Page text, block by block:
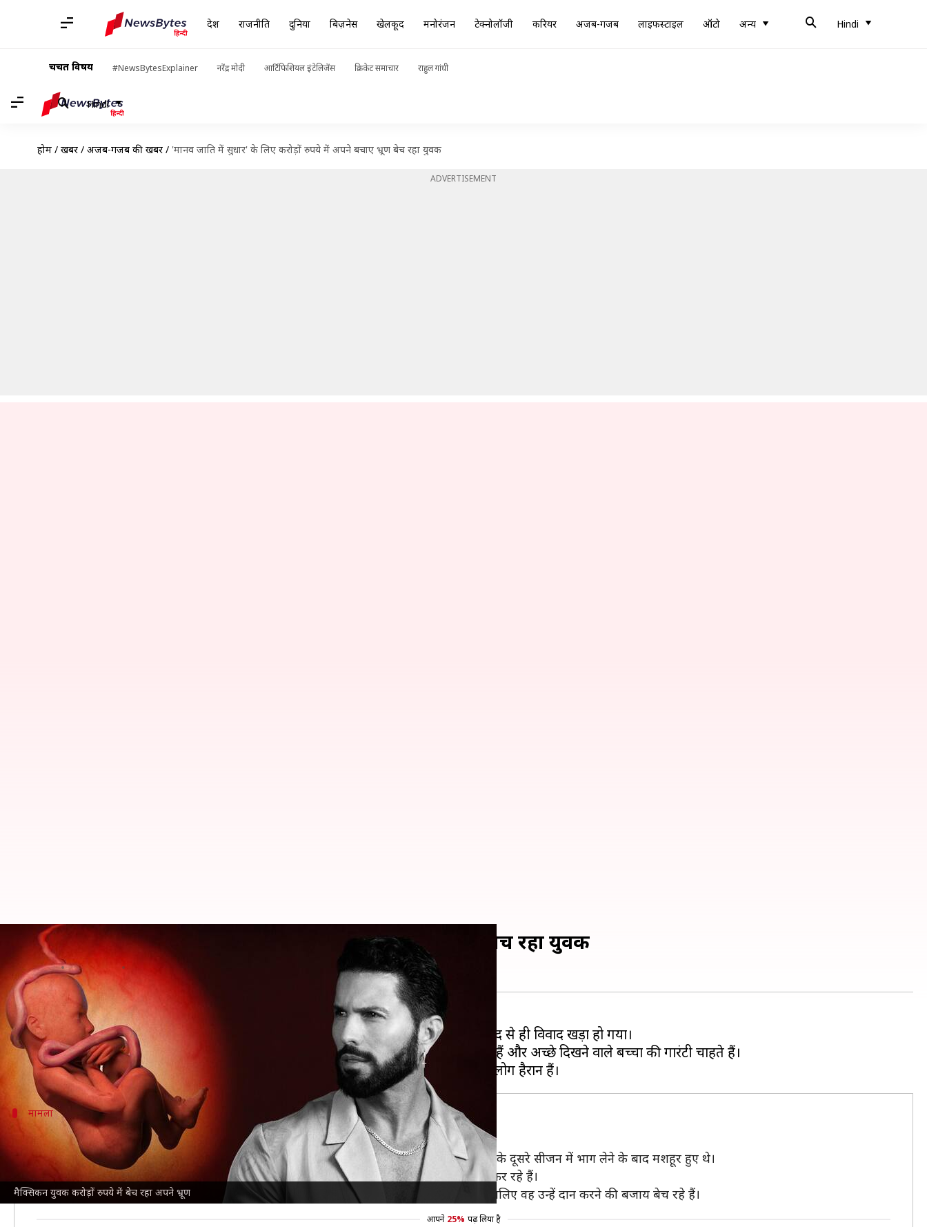
देश राजनीति दुनिया बिज़नेस खेलकूद मनोरंजन टेक्नोलॉजी करियर अजब-गजब लाइफस्टाइल ऑटो अन्य Hindi
चर्चित विषय #NewsBytesExplainer नरेंद्र मोदी आर्टिफिशियल इंटेलिजेंस क्रिकेट समाचार राहुल गांधी
Hindi
होम / खबरें / अजब-गजब की खबरें / 'मानव जाति में सुधार' के लिए करोड़ों रुपये में अपने बचाए भ्रूण बेच रहा युवक
ADVERTISEMENT
मैक्सिकन युवक करोड़ों रुपये में बेच रहा अपने भ्रूण
'मानव जाति में सुधार' के लिए करोड़ों रुपये में अपने बचाए भ्रूण बेच रहा युवक
गौसिया Apr 21, 2023 12:48 pm
क्या है खबर?
मेक्सिको
के रहने वाले पोंचो डी निग्रिस ने हाल ही में अपने भ्रूण को बेचने की पेशकश की, जिसके बाद से ही विवाद खड़ा हो गया।
रिपोर्ट्स के मुताबिक, निग्रिस ने उन लोगों के लिए भ्रूण की पेशकश की, जो बच्चे पैदा नहीं कर सकते हैं और अच्छे दिखने वाले बच्चों की गारंटी चाहते हैं।
मामला
क्या है मामला?
46 वर्षीय निग्रिस एक टेलीविजन प्रेजेंटर, उद्यमी और इंफ्लूएंसर हैं। वह हिट रियलिटी शो बिग ब्रदर मेक्सिको के दूसरे सीजन में भाग लेने के बाद मशहूर हुए थे।
उन्होंने बताया कि वह अपने और अपनी पत्नी मार्सेला डी निग्रिस के बचाए गए 2 भ्रूण को बेचने का विचार कर रहे हैं।
निग्रिस के मुताबिक, भ्रूण की गुणवत्ता की गारंटी है और वे 'मानव जाति को बेहतर' बनाने में मदद करेंगे। इसलिए वह उन्हें दान करने की बजाय बेच रहे हैं।
आपने 25% पढ़ लिया है